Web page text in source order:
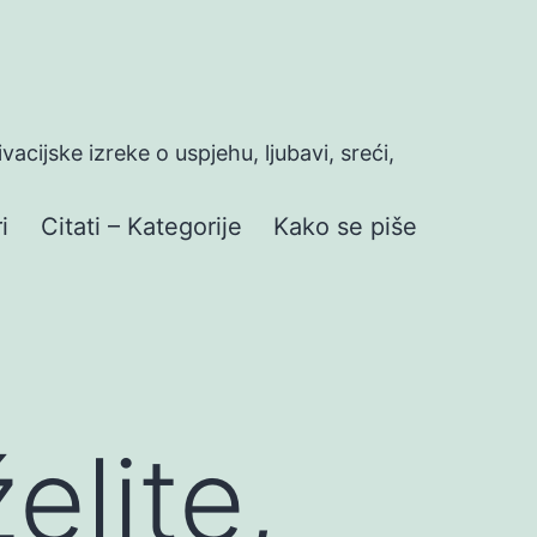
izreke o uspjehu, ljubavi, sreći,
Citati – Kategorije Kako se piše